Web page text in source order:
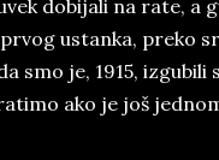
dobijali na rate, a
ustanka, preko
smo je, 1915,
ako je još